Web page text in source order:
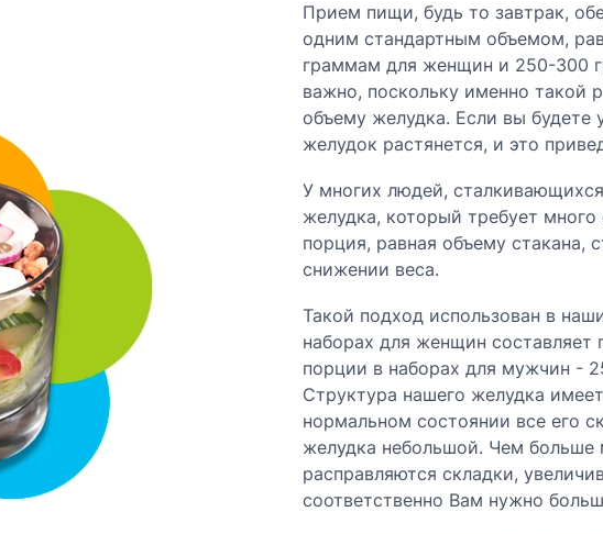
Прием пищи, будь то завтрак,
одним стандартным объемом,
граммам для женщин и 250-300
важно, поскольку именно такой
объему желудка. Если вы будете
желудок растянется, и это
У многих людей,
желудка, который требует
порция, равная объему стакана,
снижении веса.
Такой подход использован в
наборах для женщин
порции в наборах для мужчин -
Структура нашего желудка
нормальном состоянии все его
желудка небольшой. Чем
расправляются складки,
соответственно Вам нужно